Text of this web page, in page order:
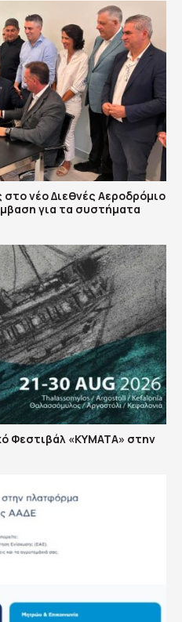
νέο Διεθνές Αεροδρόμιο
για τα συστήματα
Φεστιβάλ «ΚΥΜΑΤΑ» στην